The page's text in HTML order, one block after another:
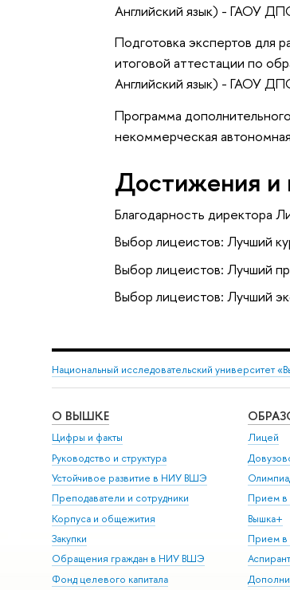
Английский язык) - ГАОУ
Подготовка экспертов для
итоговой аттестации по
Английский язык) - ГАОУ
Программа
некоммерческая
Достижения и
Благодарность
Выбор лицеистов: Лучший
Выбор лицеистов: Лучший
Выбор лицеистов: Лучший
Национальный исследовательский университет
О ВЫШКЕ
Цифры и факты
Руководство и структура
Устойчивое развитие в НИУ ВШЭ
Преподаватели и сотрудники
Корпуса и общежития
Закупки
Обращения граждан в НИУ ВШЭ
Фонд целевого капитала
Лицей
Прием в
Вышка+
Прием в